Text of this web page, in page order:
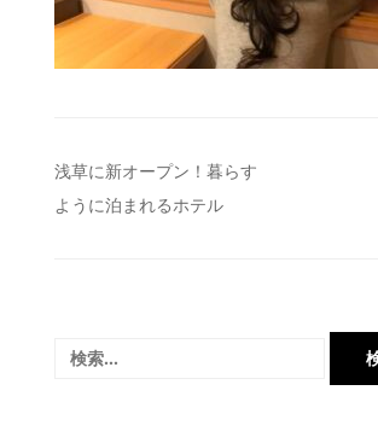
投
稿
ー
浅草に新オープン！暮らす
ように泊まれるホテル